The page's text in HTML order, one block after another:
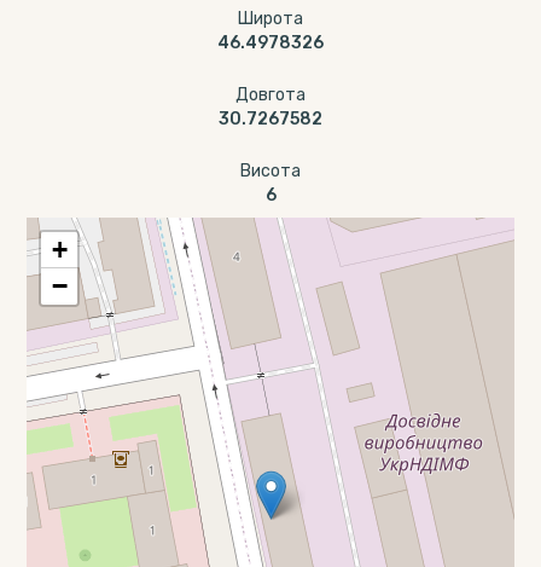
Широта
46.4978326
Довгота
30.7267582
Висота
6
+
−